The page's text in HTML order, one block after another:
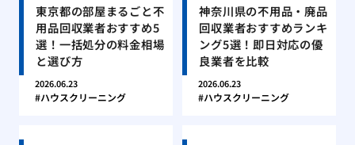
東京都の部屋まるごと不
用品回収業者おすすめ5
選！一括処分の料金相場
と選び方
2026.06.23
ハウスクリーニング
神奈川県の不用品・廃品
回収業者おすすめランキ
ング5選！即日対応の優
良業者を比較
2026.06.23
ハウスクリーニング